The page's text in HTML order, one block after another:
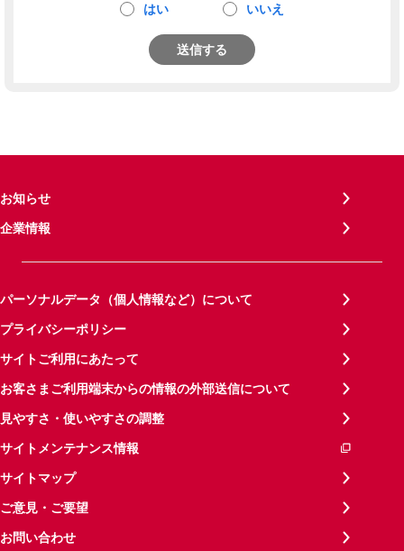
はい いいえ
送信する
お知らせ
企業情報
パーソナルデータ（個人情報など）について
プライバシーポリシー
サイトご利用にあたって
お客さまご利用端末からの情報の外部送信について
見やすさ・使いやすさの調整
サイトメンテナンス情報
サイトマップ
ご意見・ご要望
お問い合わせ